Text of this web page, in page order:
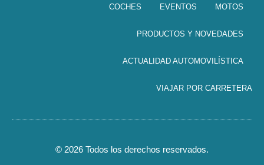
COCHES EVENTOS MOTOS
PRODUCTOS Y NOVEDADES
ACTUALIDAD AUTOMOVILÍSTICA
VIAJAR POR CARRETERA
© 2026 Todos los derechos reservados.